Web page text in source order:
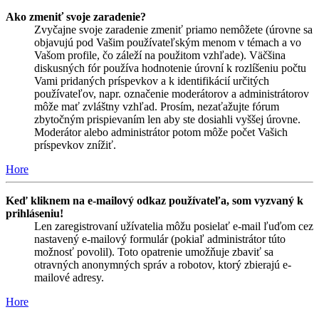
Ako zmeniť svoje zaradenie?
Zvyčajne svoje zaradenie zmeniť priamo nemôžete (úrovne sa
objavujú pod Vašim používateľským menom v témach a vo
Vašom profile, čo záleží na použitom vzhľade). Väčšina
diskusných fór používa hodnotenie úrovní k rozlíšeniu počtu
Vami pridaných príspevkov a k identifikácií určitých
používateľov, napr. označenie moderátorov a administrátorov
môže mať zvláštny vzhľad. Prosím, nezaťažujte fórum
zbytočným prispievaním len aby ste dosiahli vyššej úrovne.
Moderátor alebo administrátor potom môže počet Vašich
príspevkov znížiť.
Hore
Keď kliknem na e-mailový odkaz používateľa, som vyzvaný k
prihláseniu!
Len zaregistrovaní užívatelia môžu posielať e-mail ľuďom cez
nastavený e-mailový formulár (pokiaľ administrátor túto
možnosť povolil). Toto opatrenie umožňuje zbaviť sa
otravných anonymných správ a robotov, ktorý zbierajú e-
mailové adresy.
Hore